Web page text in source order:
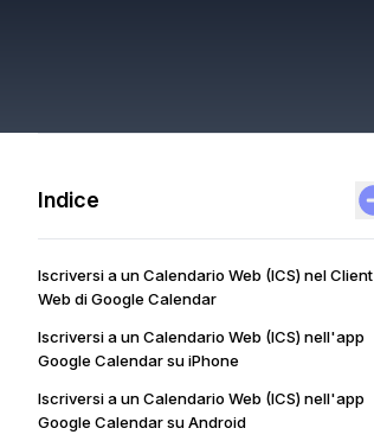
Indice
Iscriversi a un Calendario Web (ICS) nel Client
Web di Google Calendar
Iscriversi a un Calendario Web (ICS) nell'app
Google Calendar su iPhone
Iscriversi a un Calendario Web (ICS) nell'app
Google Calendar su Android